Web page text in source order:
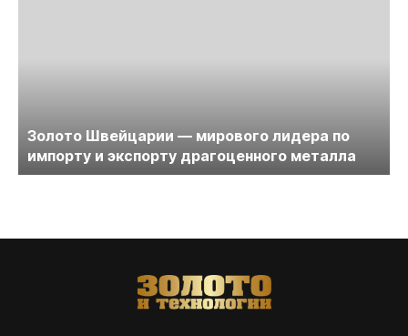
Золото Швейцарии — мирового лидера по
импорту и экспорту драгоценного металла